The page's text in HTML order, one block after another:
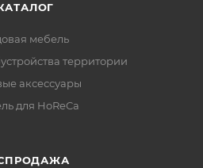
мебель
территории
аксессуары
для HoReCa